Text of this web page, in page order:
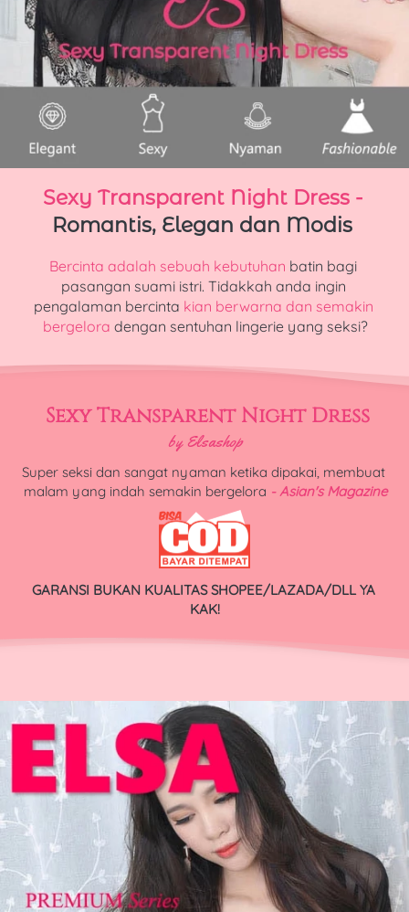
Sexy Transparent Night Dress -
Romantis, Elegan dan Modis
Bercinta adalah sebuah kebutuhan batin bagi
pasangan suami istri. Tidakkah anda ingin
pengalaman bercinta kian berwarna dan semakin
bergelora dengan sentuhan lingerie yang seksi?
Sexy Transparent Night Dress
by Elsashop
Super seksi dan sangat nyaman ketika dipakai, membuat
malam yang indah semakin bergelora - Asian's Magazine
GARANSI BUKAN KUALITAS SHOPEE/LAZADA/DLL YA
KAK!